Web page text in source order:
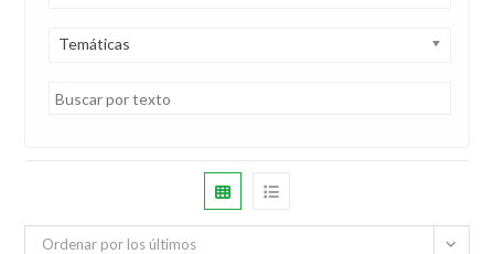
Temáticas
Ordenar por los últimos